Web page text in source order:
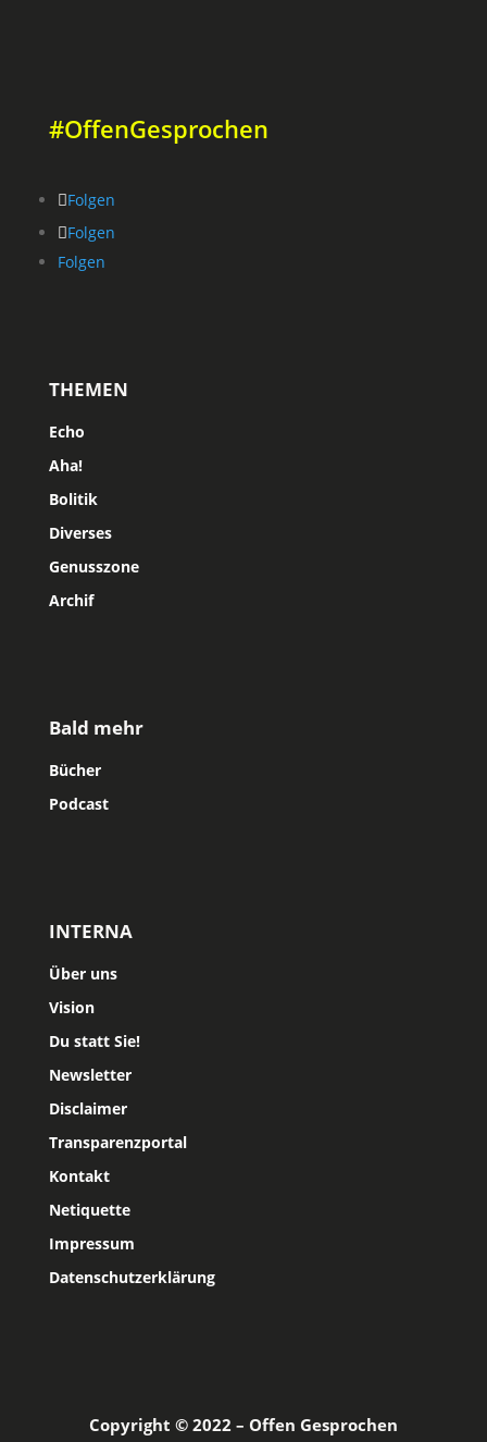
#OffenGesprochen
Folgen
Folgen
Folgen
THEMEN
Echo
Aha!
Bolitik
Diverses
Genusszone
Archif
Bald mehr
Bücher
Podcast
INTERNA
Über uns
Vision
Du statt Sie!
Newsletter
Disclaimer
Transparenzportal
Kontakt
Netiquette
Impressum
Datenschutzerklärung
Copyright © 2022 – Offen Gesprochen